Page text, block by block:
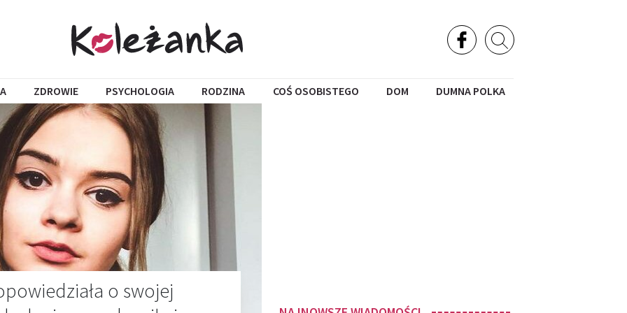
ZDROWIE PSYCHOLOGIA RODZINA COŚ OSOBISTEGO DOM DUMNA POLKA
o swojej